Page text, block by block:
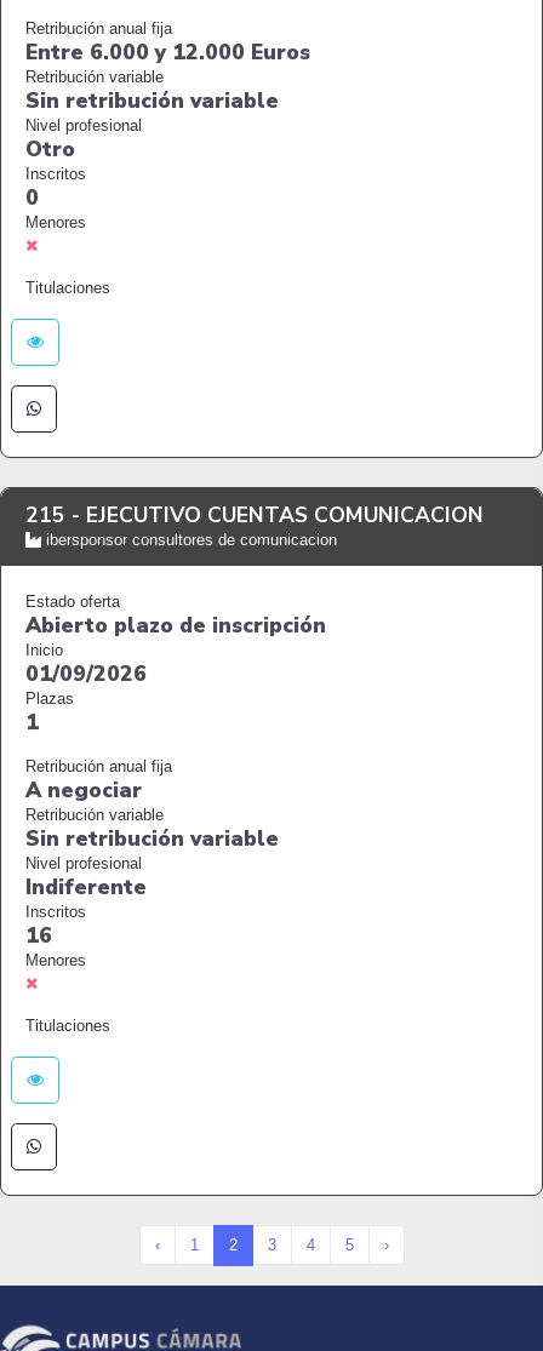
Retribución anual fija
Entre 6.000 y 12.000 Euros
Retribución variable
Sin retribución variable
Nivel profesional
Otro
Inscritos
0
Menores
Titulaciones
215 - EJECUTIVO CUENTAS COMUNICACION
ibersponsor consultores de comunicacion
Estado oferta
Abierto plazo de inscripción
Inicio
01/09/2026
Plazas
1
Retribución anual fija
A negociar
Retribución variable
Sin retribución variable
Nivel profesional
Indiferente
Inscritos
16
Menores
Titulaciones
‹ 1 2 3 4 5 ›